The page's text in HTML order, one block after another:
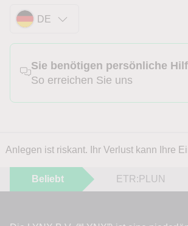
DE
Sie benötigen persönliche
So erreichen Sie uns
Anlegen ist riskant. Ihr Verlust kann Ihre
Beliebt ETR:PLUN